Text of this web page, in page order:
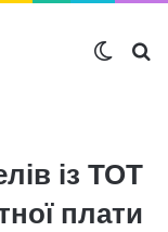
із ТОТ
плати